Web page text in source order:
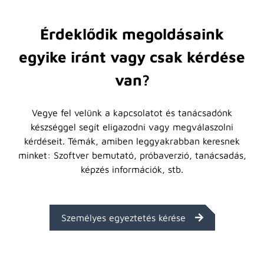
Érdeklődik megoldásaink
egyike iránt vagy csak kérdése
van?
Vegye fel velünk a kapcsolatot és tanácsadónk
készséggel segít eligazodni vagy megválaszolni
kérdéseit. Témák, amiben leggyakrabban keresnek
minket: Szoftver bemutató, próbaverzió, tanácsadás,
képzés információk, stb.
Személyes egyeztetés kérése